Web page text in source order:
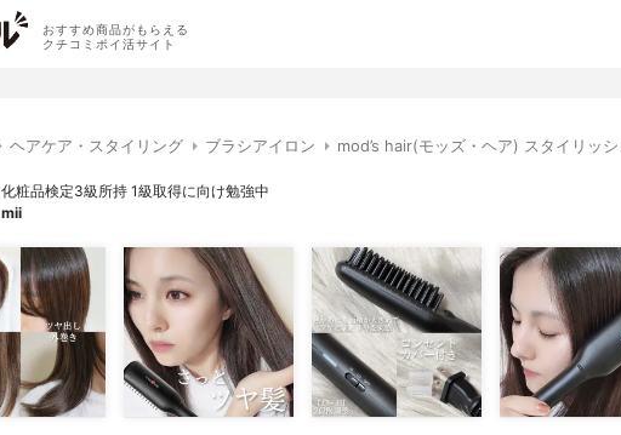
おすすめ商品がもらえる
クチコミポイ活サイト
ヘアケア・スタイリング ブラシアイロン mod’s hair(モッズ・ヘア) スタイリッ
化粧品検定3級所持 1級取得に向け勉強中
mii